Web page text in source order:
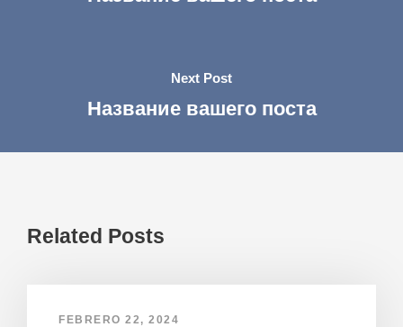
Next Post
Название вашего поста
Related Posts
FEBRERO 22, 2024